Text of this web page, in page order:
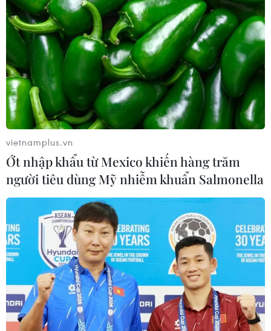
vietnamplus.vn
Ớt nhập khẩu từ Mexico khiến hàng trăm
người tiêu dùng Mỹ nhiễm khuẩn Salmonella